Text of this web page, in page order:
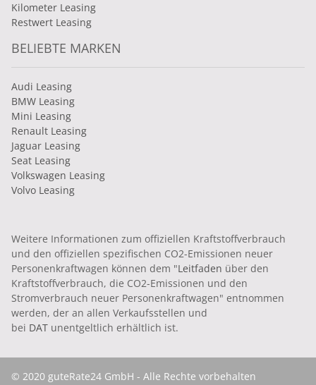
Kilometer Leasing
Restwert Leasing
BELIEBTE MARKEN
Audi Leasing
BMW Leasing
Mini Leasing
Renault Leasing
Jaguar Leasing
Seat Leasing
Volkswagen Leasing
Volvo Leasing
Weitere Informationen zum offiziellen Kraftstoffverbrauch
und den offiziellen spezifischen CO2-Emissionen neuer
Personenkraftwagen können dem "Leitfaden über den
Kraftstoffverbrauch, die CO2-Emissionen und den
Stromverbrauch neuer Personenkraftwagen" entnommen
werden, der an allen Verkaufsstellen und
bei DAT unentgeltlich erhältlich ist.
© 2020 guteRate24 GmbH - Alle Rechte vorbehalten